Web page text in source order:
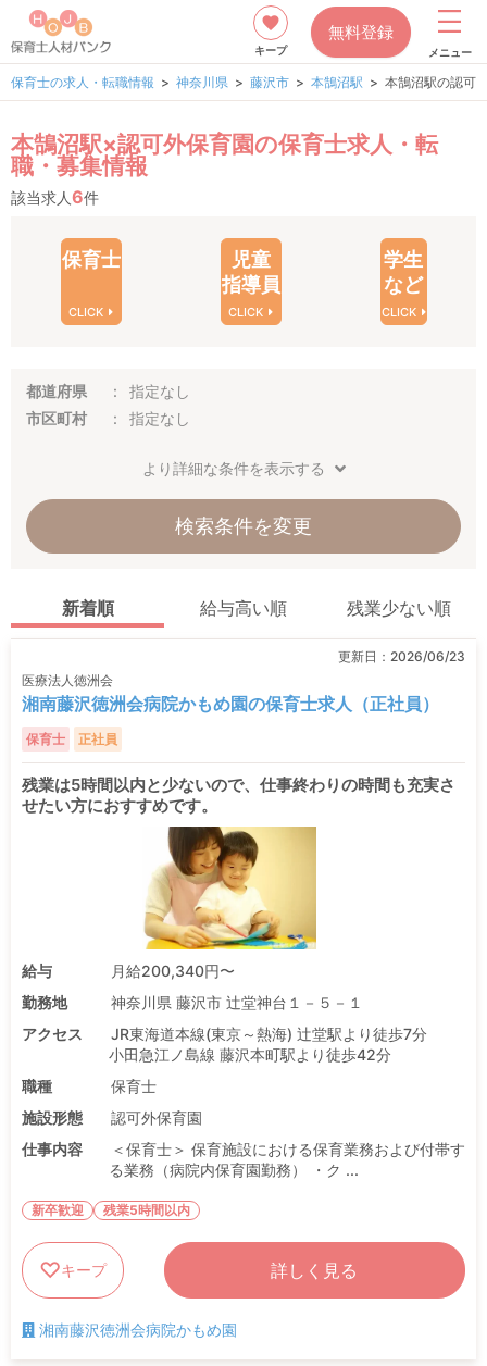
キープ
無料登録
メニュー
保育士の求人・転職情報 神奈川県 藤沢市 本鵠沼駅 本鵠沼駅の認可
本鵠沼駅×認可外保育園の保育士求人・転
職・募集情報
該当求人6件
保育士
CLICK
児童
指導員
CLICK
学生
など
CLICK
都道府県
指定なし
市区町村
指定なし
より詳細な条件を表示する
検索条件を変更
新着順 給与高い順 残業少ない順
更新日： 2026/06/23
医療法人徳洲会
湘南藤沢徳洲会病院かもめ園の保育士求人（正社員）
保育士 正社員
残業は5時間以内と少ないので、仕事終わりの時間も充実さ
せたい方におすすめです。
給与
月給200,340円〜
勤務地
神奈川県 藤沢市 辻堂神台１－５－１
アクセス
JR東海道本線(東京～熱海) 辻堂駅より徒歩7分
小田急江ノ島線 藤沢本町駅より徒歩42分
職種
保育士
施設形態
認可外保育園
仕事内容
＜保育士＞ 保育施設における保育業務および付帯す
る業務（病院内保育園勤務） ・ク ...
新卒歓迎 残業5時間以内
キープ 詳しく見る
湘南藤沢徳洲会病院かもめ園